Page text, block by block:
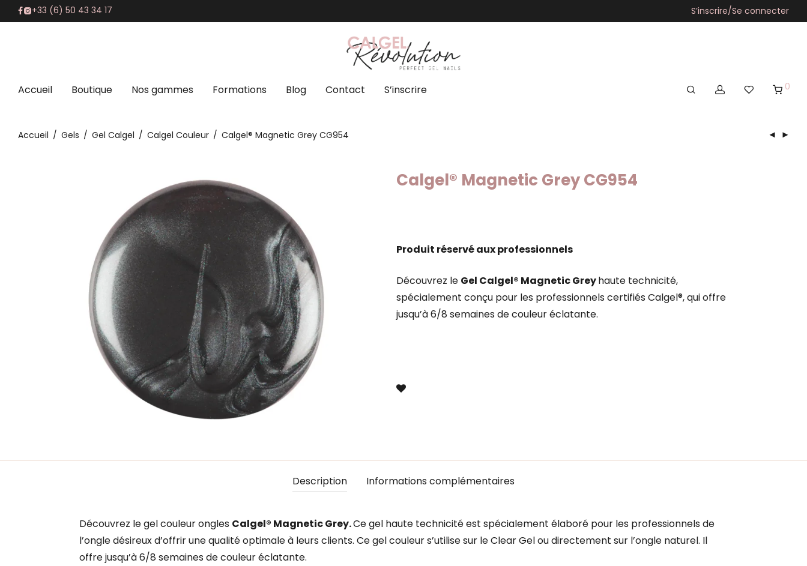
+33 (6) 50 43 34 17 S’inscrire/Se connecter
Accueil Boutique Nos gammes Formations Blog Contact S’inscrire 0
Accueil / Gels / Gel Calgel / Calgel Couleur / Calgel® Magnetic Grey CG954
Calgel® Magnetic Grey CG954
Produit réservé aux professionnels
Découvrez le Gel Calgel® Magnetic Greyhaute technicité,
spécialement conçu pour les professionnels certifiés Calgel®, qui offre
jusqu’à 6/8 semaines de couleur éclatante.
Description Informations complémentaires
Découvrez le gel couleur ongles Calgel® Magnetic Grey.Ce gel haute technicité est spécialement élaboré pour les professionnels de
l’ongle désireux d’offrir une qualité optimale à leurs clients. Ce gel couleur s’utilise sur le Clear Gel ou directement sur l’ongle naturel. Il
offre jusqu’à 6/8 semaines de couleur éclatante.